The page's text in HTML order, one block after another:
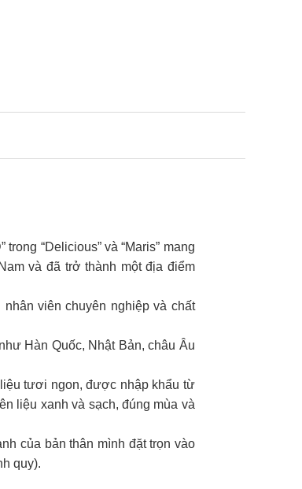
“Delicious” và “Maris” mang
và đã trở thành một địa điểm
viên chuyên nghiệp và chất
Hàn Quốc, Nhật Bản, châu Âu
tươi ngon, được nhập khẩu từ
liệu xanh và sạch, đúng mùa và
của bản thân mình đặt trọn vào
quy).